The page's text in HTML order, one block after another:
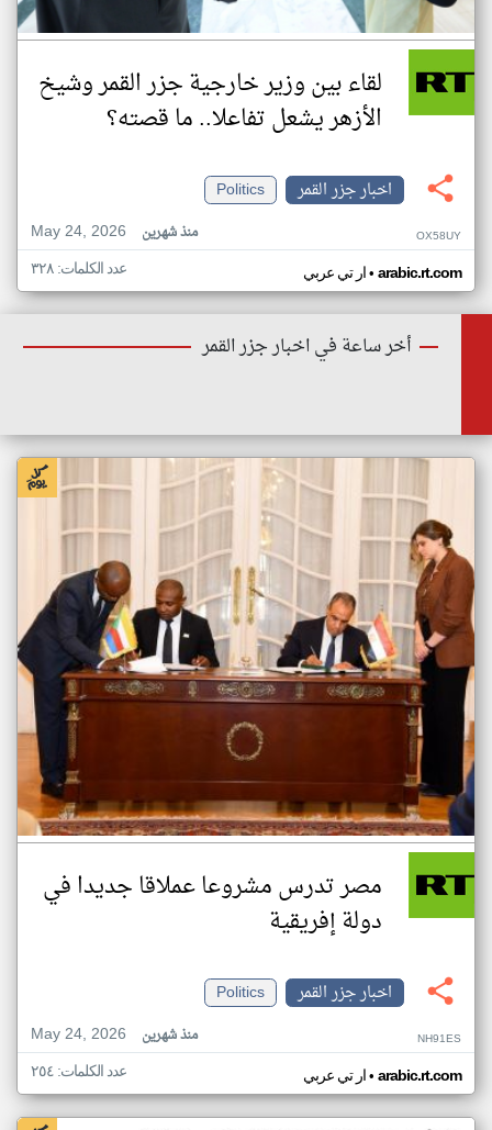
لقاء بين وزير خارجية جزر القمر وشيخ
الأزهر يشعل تفاعلا.. ما قصته؟
اخبار جزر القمر
Politics
May 24, 2026
منذ شهرين OX58UY
ار تي عربي• arabic.rt.com عدد الكلمات: ٣٢٨
أخر ساعة في اخبار جزر القمر
مصر تدرس مشروعا عملاقا جديدا في
دولة إفريقية
اخبار جزر القمر
Politics
May 24, 2026
منذ شهرين NH91ES
ار تي عربي• arabic.rt.com عدد الكلمات: ٢٥٤